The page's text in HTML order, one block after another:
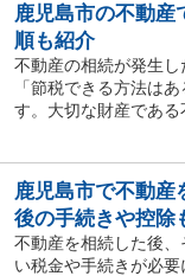
鹿児島市の不動産
順も紹介
不動産の相続が発生し
「節税できる方法は
す。大切な財産である
鹿児島市で不動産
後の手続きや控除
不動産を相続した後
い税金や手続きが必